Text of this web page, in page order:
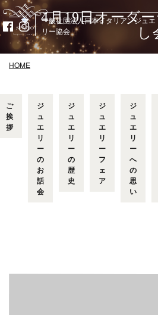
一般社団法人日本イタリアンジュエ
リー協会
4月19日オーダ
し
HOME
ご
挨
拶
ジ
ュ
エ
リ
ー
の
お
話
会
ジ
ュ
エ
リ
ー
の
歴
史
ジ
ュ
エ
リ
ー
フ
ェ
ア
ジ
ュ
エ
リ
ー
へ
の
思
い